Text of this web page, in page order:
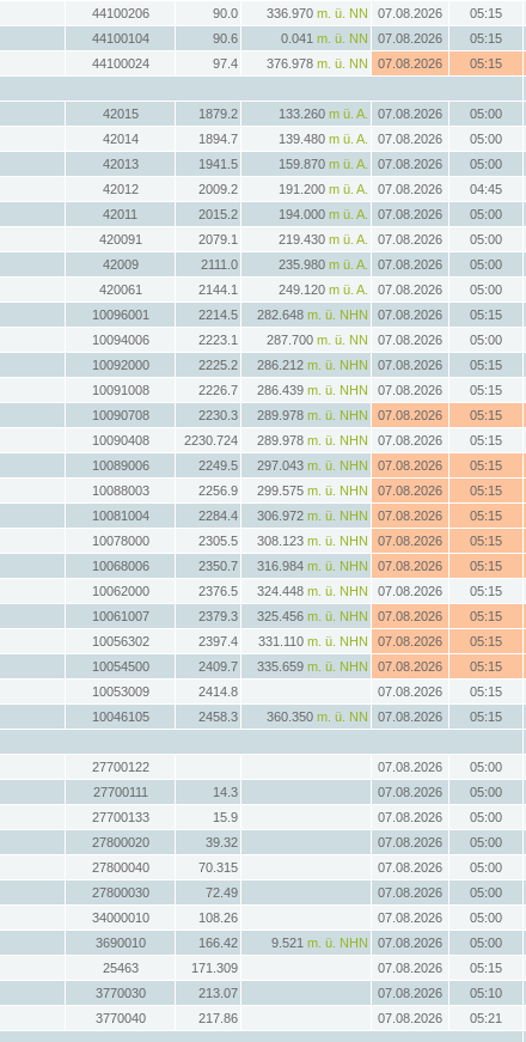
44100206 90.0 336.970 m. ü. NN 07.08.2026 05:15
44100104 90.6 0.041 m. ü. NN 07.08.2026 05:15
44100024 97.4 376.978 m. ü. NN 07.08.2026 05:15
42015 1879.2 133.260 m ü. A. 07.08.2026 05:00
42014 1894.7 139.480 m ü. A. 07.08.2026 05:00
42013 1941.5 159.870 m ü. A. 07.08.2026 05:00
42012 2009.2 191.200 m ü. A. 07.08.2026 04:45
42011 2015.2 194.000 m ü. A. 07.08.2026 05:00
420091 2079.1 219.430 m ü. A. 07.08.2026 05:00
42009 2111.0 235.980 m ü. A. 07.08.2026 05:00
420061 2144.1 249.120 m ü. A. 07.08.2026 05:00
10096001 2214.5 282.648 m. ü. NHN 07.08.2026 05:15
10094006 2223.1 287.700 m. ü. NN 07.08.2026 05:00
10092000 2225.2 286.212 m. ü. NHN 07.08.2026 05:15
10091008 2226.7 286.439 m. ü. NHN 07.08.2026 05:15
10090708 2230.3 289.978 m. ü. NHN 07.08.2026 05:15
10090408 2230.724 289.978 m. ü. NHN 07.08.2026 05:15
10089006 2249.5 297.043 m. ü. NHN 07.08.2026 05:15
10088003 2256.9 299.575 m. ü. NHN 07.08.2026 05:15
10081004 2284.4 306.972 m. ü. NHN 07.08.2026 05:15
10078000 2305.5 308.123 m. ü. NHN 07.08.2026 05:15
10068006 2350.7 316.984 m. ü. NHN 07.08.2026 05:15
10062000 2376.5 324.448 m. ü. NHN 07.08.2026 05:15
10061007 2379.3 325.456 m. ü. NHN 07.08.2026 05:15
10056302 2397.4 331.110 m. ü. NHN 07.08.2026 05:15
10054500 2409.7 335.659 m. ü. NHN 07.08.2026 05:15
10053009 2414.8 07.08.2026 05:15
10046105 2458.3 360.350 m. ü. NN 07.08.2026 05:15
27700122 07.08.2026 05:00
27700111 14.3 07.08.2026 05:00
27700133 15.9 07.08.2026 05:00
27800020 39.32 07.08.2026 05:00
27800040 70.315 07.08.2026 05:00
27800030 72.49 07.08.2026 05:00
34000010 108.26 07.08.2026 05:00
3690010 166.42 9.521 m. ü. NHN 07.08.2026 05:00
25463 171.309 07.08.2026 05:15
3770030 213.07 07.08.2026 05:10
3770040 217.86 07.08.2026 05:21